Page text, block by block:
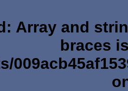
: Array and
braces